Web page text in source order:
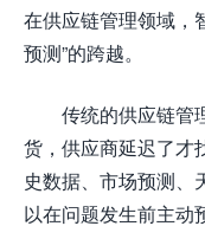
在供应链管理领域，
预测”的跨越。
传统的供应链管
货，供应商延迟了才
史数据、市场预测、
以在问题发生前主动